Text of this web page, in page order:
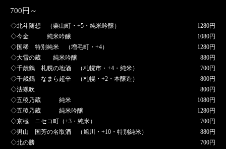
700円～
◇北斗随想 （栗山町・+5・純米吟醸）
1280円
◇今金 純米吟醸
1080円
◇国稀 特別純米 （増毛町・+4）
1280円
◇大雪の蔵 純米吟醸
880円
◇千歳鶴 札幌の地酒 （札幌市・+4・純米）
700円
◇千歳鶴 なまら超辛 （札幌・+2・本醸造）
800円
◇法螺吹
800円
◇五稜乃蔵 純米
1080円
◇五稜乃蔵 純米吟醸
1280円
◇京極 ニセコ町（+3・純米）
700円
◇男山 国芳の名取酒 （旭川・+10・特別純米）
880円
◇北の勝
700円